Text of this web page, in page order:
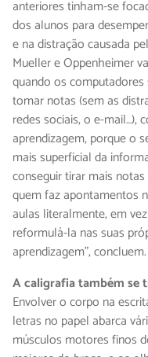
anteriores tinham-se
dos alunos para
e na distração causada
Mueller e Oppenheimer
quando os
tomar notas (sem as
redes sociais, o e-mail…),
aprendizagem, porque o
mais superficial da
conseguir tirar mais
quem faz apontamentos
aulas literalmente, em
reformulá-la nas suas
aprendizagem”, concluem.
A caligrafia também se
Envolver o corpo na
letras no papel abarca
músculos motores finos